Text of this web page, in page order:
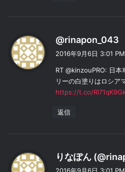
@rinapon_043
り
2016年9月6日 3:01 PM
RT @kinzouPRO: 日本
リーの白塗りはロシア
https://t.co/
返信
りなぽん